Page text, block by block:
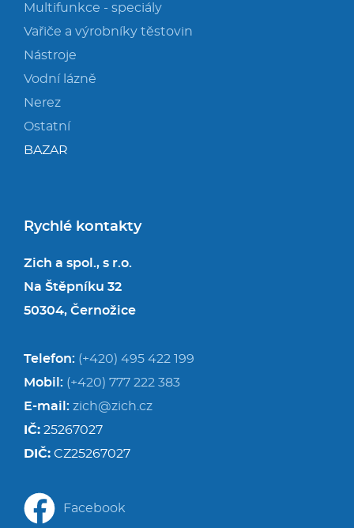
Multifunkce - speciály
Vařiče a výrobníky těstovin
Nástroje
Vodní lázně
Nerez
Ostatní
BAZAR
Rychlé kontakty
Zich a spol., s r.o.
Na Štěpníku 32
50304, Černožice
Telefon: (+420) 495 422 199
Mobil: (+420) 777 222 383
E-mail: zich@zich.cz
IČ: 25267027
DIČ: CZ25267027
Facebook